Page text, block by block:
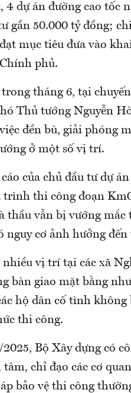
4 dự án đường cao tốc
gần 50.000 tỷ đồng;
mục tiêu đưa vào
phủ.
tháng 6, tại
Thủ tướng Nguyễn
đền bù, giải phóng
ở một số vị trí.
của chủ đầu tư dự
trình thi công đoạn
thầu vẫn bị vướng
nguy cơ ảnh hưởng
nhiều vị trí tại các xã
bàn giao mặt bằng
hộ dân cố tình
thi công.
Bộ Xây dựng có
chỉ đạo các cơ
bảo vệ thi công